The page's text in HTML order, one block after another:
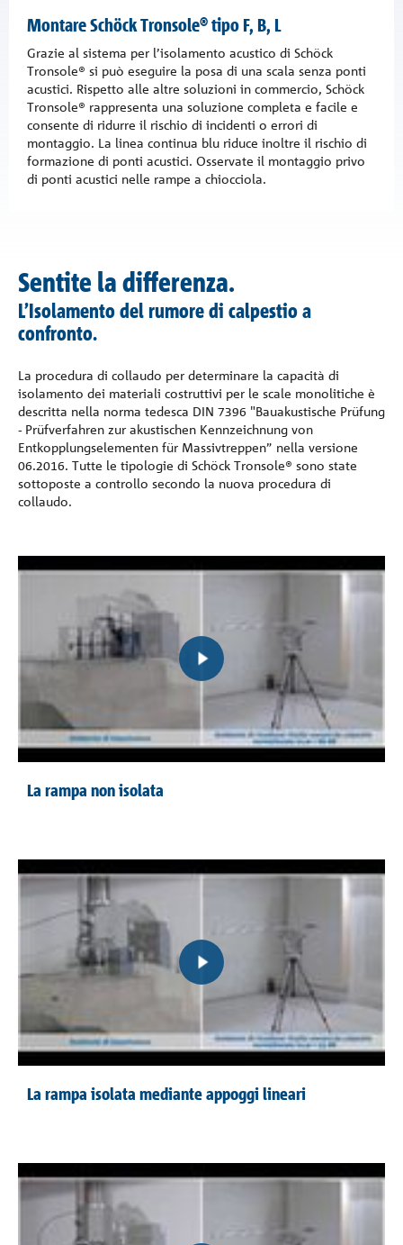
Montare Schöck Tronsole® tipo F, B, L
Grazie al sistema per l’isolamento acustico di Schöck
Tronsole® si può eseguire la posa di una scala senza ponti
acustici. Rispetto alle altre soluzioni in commercio, Schöck
Tronsole® rappresenta una soluzione completa e facile e
consente di ridurre il rischio di incidenti o errori di
montaggio. La linea continua blu riduce inoltre il rischio di
formazione di ponti acustici. Osservate il montaggio privo
di ponti acustici nelle rampe a chiocciola.
Sentite la differenza.
L’Isolamento del rumore di calpestio a
confronto.
La procedura di collaudo per determinare la capacità di
isolamento dei materiali costruttivi per le scale monolitiche è
descritta nella norma tedesca DIN 7396 "Bauakustische Prüfung
- Prüfverfahren zur akustischen Kennzeichnung von
Entkopplungselementen für Massivtreppen” nella versione
06.2016. Tutte le tipologie di Schöck Tronsole® sono state
sottoposte a controllo secondo la nuova procedura di
collaudo.
La rampa non isolata
La rampa isolata mediante appoggi lineari